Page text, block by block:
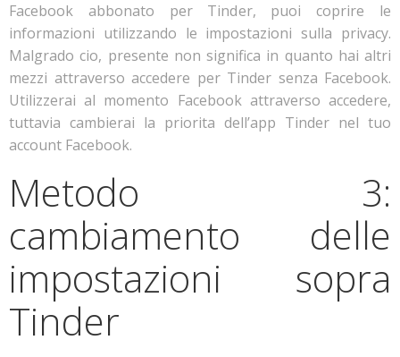
Facebook abbonato per Tinder, puoi coprire le
informazioni utilizzando le impostazioni sulla privacy.
Malgrado cio, presente non significa in quanto hai altri
mezzi attraverso accedere per Tinder senza Facebook.
Utilizzerai al momento Facebook attraverso accedere,
tuttavia cambierai la priorita dell’app Tinder nel tuo
account Facebook.
Metodo 3:
cambiamento delle
impostazioni sopra
Tinder